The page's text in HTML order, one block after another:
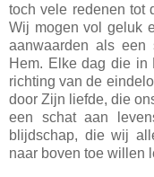
toch vele redenen tot
Wij mogen vol geluk
aanwaarden als een
Hem. Elke dag die in
richting van de
door Zijn liefde, die
een schat aan
blijdschap, die wij
naar boven toe willen